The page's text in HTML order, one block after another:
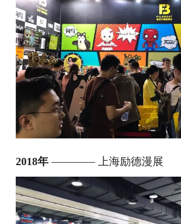
2018年 ———— 上海励德漫展